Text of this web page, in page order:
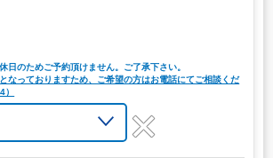
日のためご予約頂けません。ご了承下さい。
なっておりますため、ご希望の方はお電話にてご相談くだ